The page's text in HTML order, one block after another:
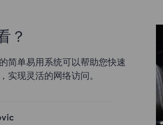
？
简单易用系统可以帮助您快速
实现灵活的网络访问。